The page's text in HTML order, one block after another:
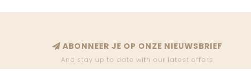
ABONNEER JE OP ONZE NIEUWSBRIEF
And stay up to date with our latest offers